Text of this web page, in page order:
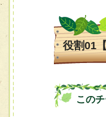
役割01
この